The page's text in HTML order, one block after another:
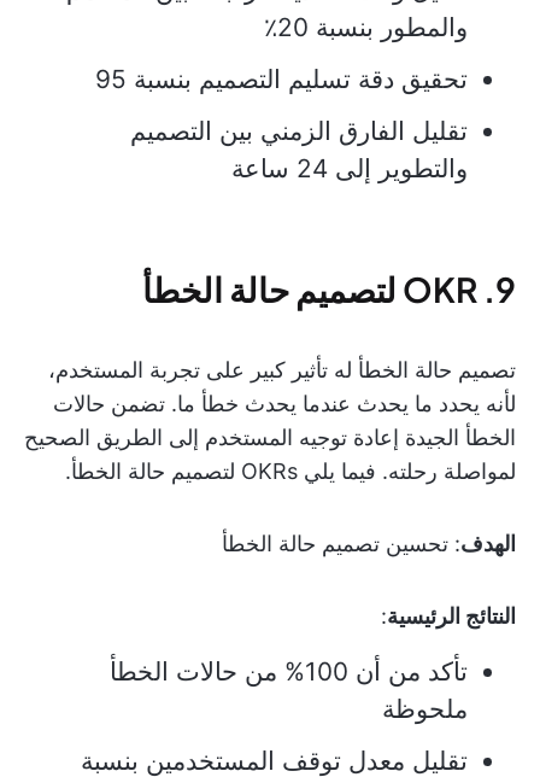
والمطور بنسبة 20٪
تحقيق دقة تسليم التصميم بنسبة 95
تقليل الفارق الزمني بين التصميم
والتطوير إلى 24 ساعة
9. OKR لتصميم حالة الخطأ
تصميم حالة الخطأ له تأثير كبير على تجربة المستخدم،
لأنه يحدد ما يحدث عندما يحدث خطأ ما. تضمن حالات
الخطأ الجيدة إعادة توجيه المستخدم إلى الطريق الصحيح
لمواصلة رحلته. فيما يلي OKRs لتصميم حالة الخطأ.
الهدف: تحسين تصميم حالة الخطأ
النتائج الرئيسية:
تأكد من أن 100% من حالات الخطأ
ملحوظة
تقليل معدل توقف المستخدمين بنسبة